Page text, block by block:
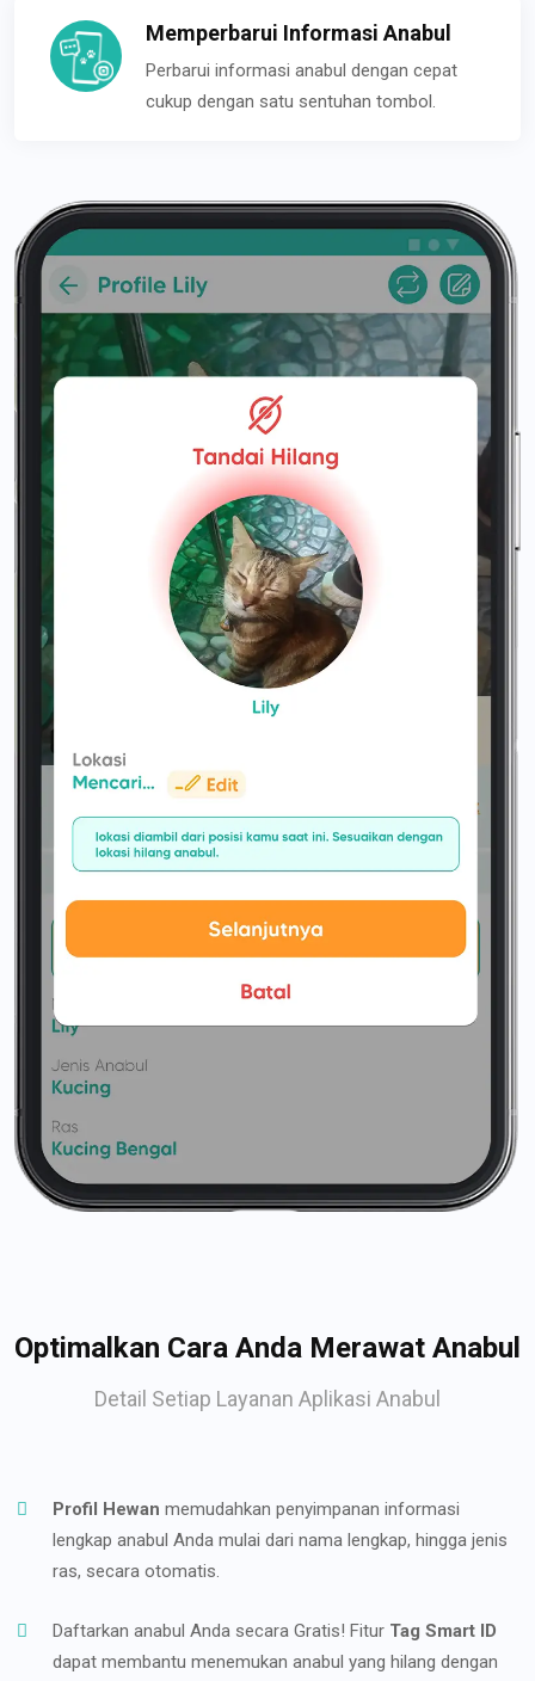
Memperbarui Informasi Anabul
Perbarui informasi anabul dengan cepat
cukup dengan satu sentuhan tombol.
Optimalkan Cara Anda Merawat Anabul
Detail Setiap Layanan Aplikasi Anabul
Profil Hewan memudahkan penyimpanan informasi
lengkap anabul Anda mulai dari nama lengkap, hingga jenis
ras, secara otomatis.
Daftarkan anabul Anda secara Gratis! Fitur Tag Smart ID
dapat membantu menemukan anabul yang hilang dengan